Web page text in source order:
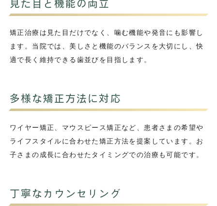
見た目と機能の両立
矯正治療は見た目だけでなく、噛む機能や発音にも影響し
ます。当院では、美しさと機能のバランスを大切にし、快
適で長く維持できる歯並びを目指します。
多様な矯正方法に対応
ワイヤー矯正、マウスピース矯正など、患者さまの希望や
ライフスタイルに合わせた矯正方法を提案しています。お
子さまの成長に合わせたタイミングでの治療も可能です。
丁寧なカウンセリング